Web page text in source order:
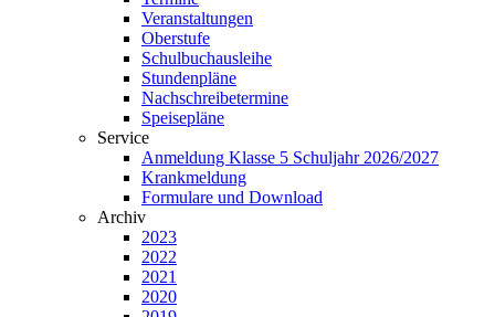
Veranstaltungen
Oberstufe
Schulbuchausleihe
Stundenpläne
Nachschreibetermine
Speisepläne
Service
Anmeldung Klasse 5 Schuljahr 2026/2027
Krankmeldung
Formulare und Download
Archiv
2023
2022
2021
2020